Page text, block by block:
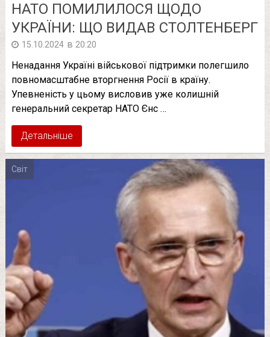
НАТО ПОМИЛИЛОСЯ ЩОДО
УКРАЇНИ: ЩО ВИДАВ СТОЛТЕНБЕРГ
15.10.2024 в 20:20
Ненадання Україні військової підтримки полегшило
повномасштабне вторгнення Росії в країну.
Упевненість у цьому висловив уже колишній
генеральний секретар НАТО Єнс …
Детальніше
Світ